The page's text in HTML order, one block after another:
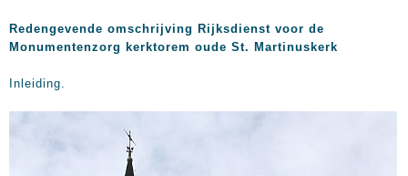
Redengevende omschrijving Rijksdienst voor de
Monumentenzorg kerktorem oude St. Martinuskerk
Inleiding.